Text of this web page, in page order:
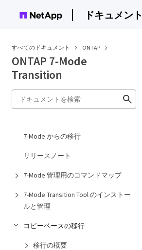
ドキュメント
すべてのドキュメント ONTAP
ONTAP 7-Mode
Transition
7-Mode からの移行
リリースノート
7-Mode 管理用のコマンドマップ
7-Mode Transition Tool のインストー
ルと管理
コピーベースの移行
移行の概要